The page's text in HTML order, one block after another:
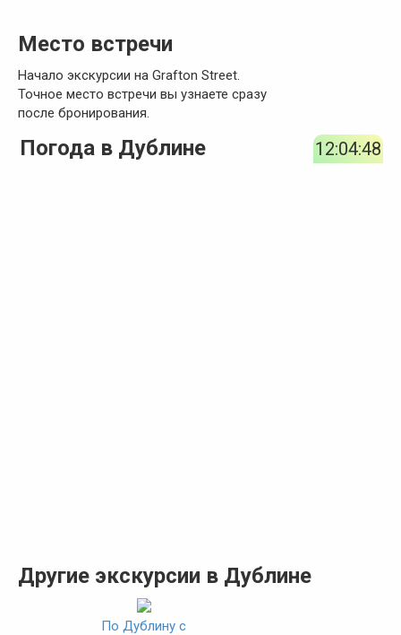
Место встречи
Начало экскурсии на Grafton Street.
Точное место встречи вы узнаете сразу
после бронирования.
Погода в Дублине 12:04:49
Другие экскурсии в Дублине
По Дублину с